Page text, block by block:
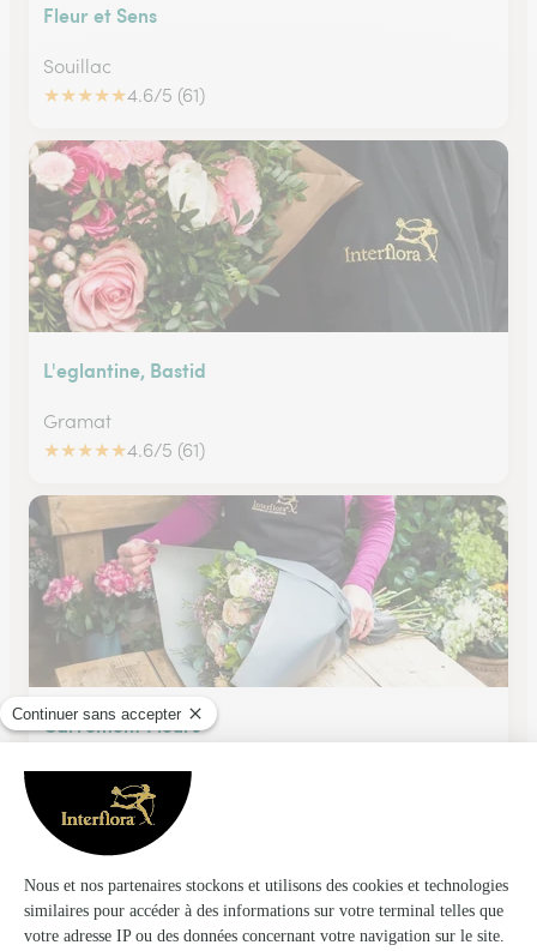
Fleur et Sens
Souillac
★★★★★4.6/5 (61)
L'eglantine, Bastid
Gramat
★★★★★4.6/5 (61)
Carrement Fleurs
Cahors
★ ★★4.6/5 (122)